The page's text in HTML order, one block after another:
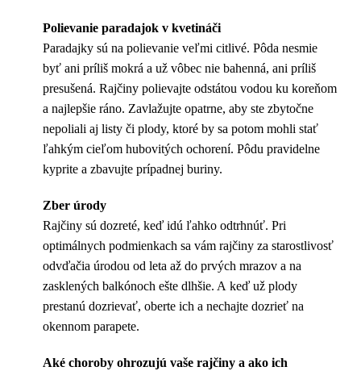
Polievanie paradajok v kvetináči
Paradajky sú na polievanie veľmi citlivé. Pôda nesmie
byť ani príliš mokrá a už vôbec nie bahenná, ani príliš
presušená. Rajčiny polievajte odstátou vodou ku koreňom
a najlepšie ráno. Zavlažujte opatrne, aby ste zbytočne
nepoliali aj listy či plody, ktoré by sa potom mohli stať
ľahkým cieľom hubovitých ochorení. Pôdu pravidelne
kyprite a zbavujte prípadnej buriny.
Zber úrody
Rajčiny sú dozreté, keď idú ľahko odtrhnúť. Pri
optimálnych podmienkach sa vám rajčiny za starostlivosť
odvďačia úrodou od leta až do prvých mrazov a na
zasklených balkónoch ešte dlhšie. A keď už plody
prestanú dozrievať, oberte ich a nechajte dozrieť na
okennom parapete.
Aké choroby ohrozujú vaše rajčiny a ako ich